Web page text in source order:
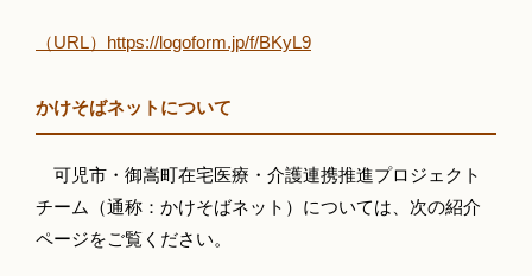
（URL）https://logoform.jp/f/BKyL9
かけそばネットについて
可児市・御嵩町在宅医療・介護連携推進プロジェクト
チーム（通称：かけそばネット）については、次の紹介
ページをご覧ください。